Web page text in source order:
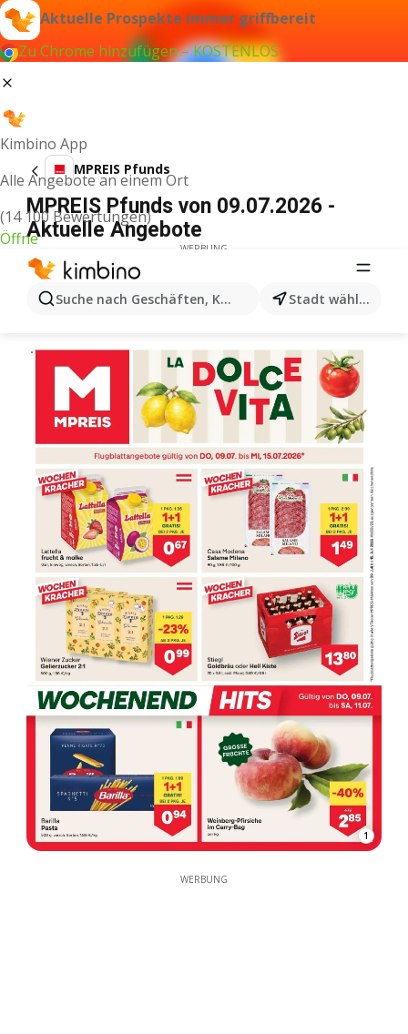
Aktuelle Prospekte immer griffbereit
Zu Chrome hinzufügen – KOSTENLOS
Kimbino App
Alle Angebote an einem Ort
(14 100 Bewertungen)
Öffne
Suche nach Geschäften, Kategorien, Produkten...
Stadt wählen
MPREIS Pfunds
MPREIS Pfunds von 09.07.2026 -
Aktuelle Angebote
WERBUNG
1
WERBUNG